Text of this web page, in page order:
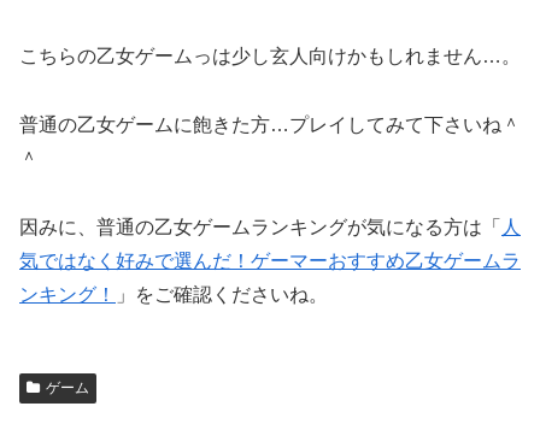
こちらの乙女ゲームっは少し玄人向けかもしれません…。
普通の乙女ゲームに飽きた方…プレイしてみて下さいね＾
＾
因みに、普通の乙女ゲームランキングが気になる方は「 人
気ではなく好みで選んだ！ゲーマーおすすめ乙女ゲームラ
ンキング！
」をご確認くださいね。
ゲーム